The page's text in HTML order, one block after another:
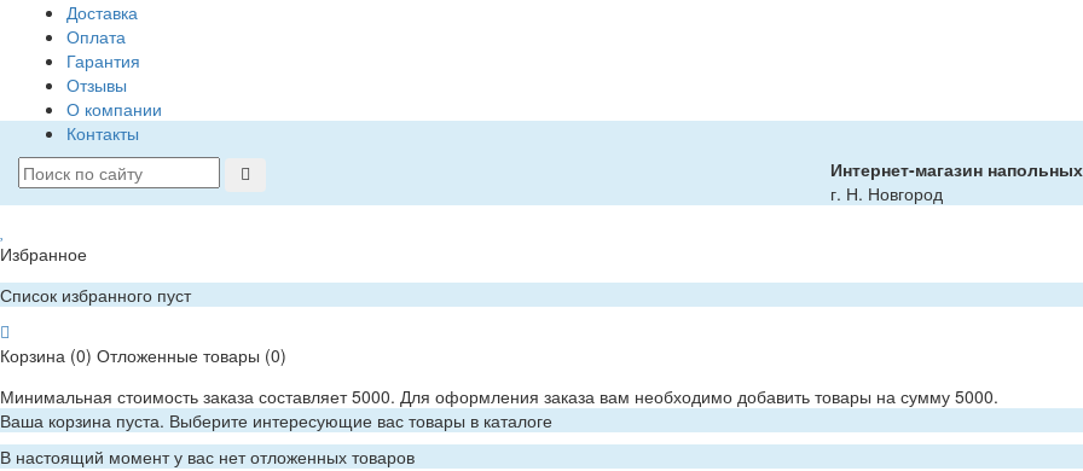
Доставка
Оплата
Гарантия
Отзывы
О компании
Контакты
Интернет-магазин
г. Н. Новгород
Избранное
Список избранного пуст
Корзина (0) Отложенные товары (0)
Минимальная стоимость заказа составляет 5000. Для оформления заказа вам необходимо добавить товары на сумму 5000.
Ваша корзина пуста. Выберите интересующие вас товары в каталоге
В настоящий момент у вас нет отложенных товаров